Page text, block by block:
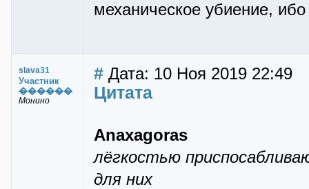
механическое убиение,
slava31
Участник
������
Монино
# Дата: 10 Ноя 2019 22:49
Цитата
Anaxagoras
лёгкостью
для них